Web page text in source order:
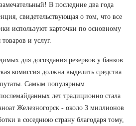
В последние два года
свидетельствующая о том, что все
используют карточки по основному
и услуг.
для досоздания резервов у банков
комиссия должна выделить средства
Самым популярным
лет традиционно стала
Железногорск - около 3 миллионов
в соседнюю страну благодаря тому,